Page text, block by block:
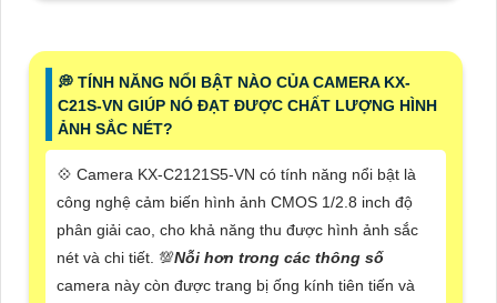
️💭 TÍNH NĂNG NỔI BẬT NÀO CỦA CAMERA KX-
C21S-VN GIÚP NÓ ĐẠT ĐƯỢC CHẤT LƯỢNG HÌNH
ẢNH SẮC NÉT?
💠 Camera KX-C2121S5-VN có tính năng nổi bật là
công nghệ cảm biến hình ảnh CMOS 1/2.8 inch độ
phân giải cao, cho khả năng thu được hình ảnh sắc
nét và chi tiết. 💯Nỗi hơn trong các thông số
camera này còn được trang bị ống kính tiên tiến và